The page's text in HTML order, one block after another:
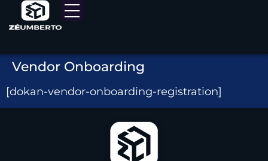
Vendor Onboarding
[dokan-vendor-onboarding-registration]